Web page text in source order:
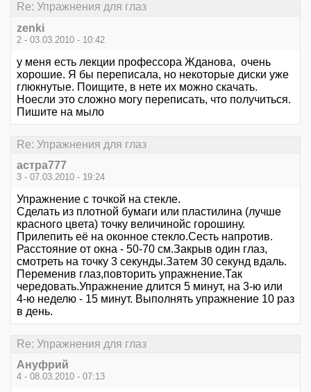
Re: Упражнения для глаз
zenki
2 - 03.03.2010 - 10:42
у меня есть лекции профессора Жданова, очень
хорошие. Я бы переписала, но некоторые диски уже
глюкнутые. Поищите, в нете их можно скачать.
Ноесли это сложно могу переписать, что получиться.
Пишите на мыло
Re: Упражнения для глаз
астра777
3 - 07.03.2010 - 19:24
Упражнение с точкой на стекле.
Сделать из плотной бумаги или пластилина (лучше
красного цвета) точку величинойс горошину.
Прилепить её на оконное стекло.Сесть напротив.
Расстояние от окна - 50-70 см.Закрыв один глаз,
смотреть на точку 3 секунды.Затем 30 секунд вдаль.
Переменив глаз,повторить упражнение.Так
чередовать.Упражнение длится 5 минут, на 3-ю или
4-ю неделю - 15 минут. Выполнять упражнение 10 раз
в день.
Re: Упражнения для глаз
Ануфрий
4 - 08.03.2010 - 07:13